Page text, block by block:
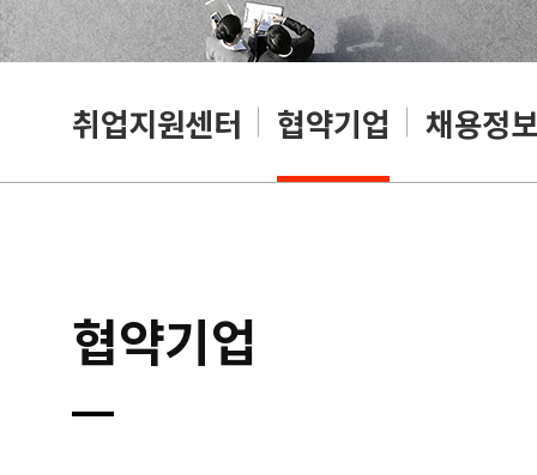
취업지원센터 협약기업 채용정보
협약기업